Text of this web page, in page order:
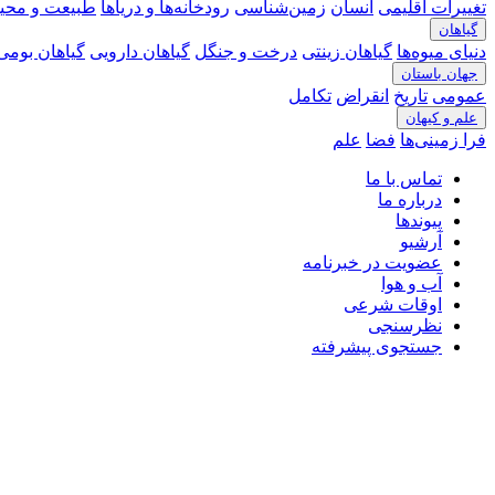
تغییرات اقلیمی انسان زمین‌شناسی رودخانه‎‌ها و دریاها طبیعت و
گیاهان
دنیای میوه‌ها گیاهان زینتی درخت و جنگل گیاهان دارویی گیاهان
جهان باستان
عمومی تاریخ انقراض تکامل
علم و کیهان
فرا زمینی‌ها فضا علم
تماس با ما
درباره ما
پیوندها
آرشیو
عضویت در خبرنامه
آب و هوا
اوقات شرعی
نظرسنجی
جستجوی پیشرفته